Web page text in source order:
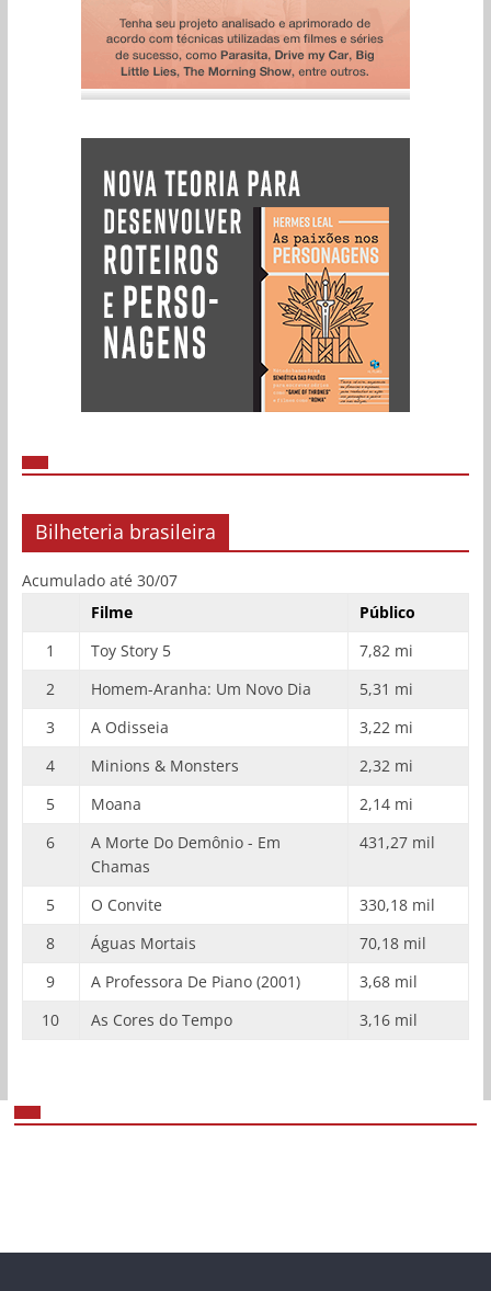
Bilheteria brasileira
Acumulado até 30/07
Filme
Público
1
Toy Story 5
7,82 mi
2
Homem-Aranha: Um Novo Dia
5,31 mi
3
A Odisseia
3,22 mi
4
Minions & Monsters
2,32 mi
5
Moana
2,14 mi
6
A Morte Do Demônio - Em
Chamas
431,27 mil
5 O Convite
330,18 mil
8
Águas Mortais
70,18 mil
9
A Professora De Piano (2001)
3,68 mil
10
As Cores do Tempo 3,16 mil